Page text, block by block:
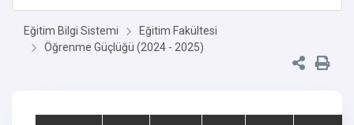
Eğitim Bilgi Sistemi
Eğitim Fakültesi
Öğrenme Güçlüğü (2024 - 2025)